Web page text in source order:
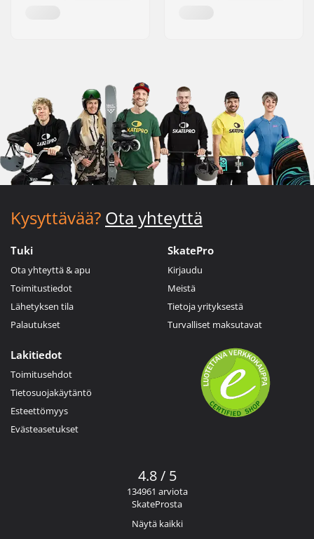
Kysyttävää? Ota yhteyttä
Tuki
Ota yhteyttä & apu
Toimitustiedot
Lähetyksen tila
Palautukset
SkatePro
Kirjaudu
Meistä
Tietoja yrityksestä
Turvalliset maksutavat
Lakitiedot
Toimitusehdot
Tietosuojakäytäntö
Esteettömyys
Evästeasetukset
4.8 / 5
134961 arviota
SkateProsta
Näytä kaikki